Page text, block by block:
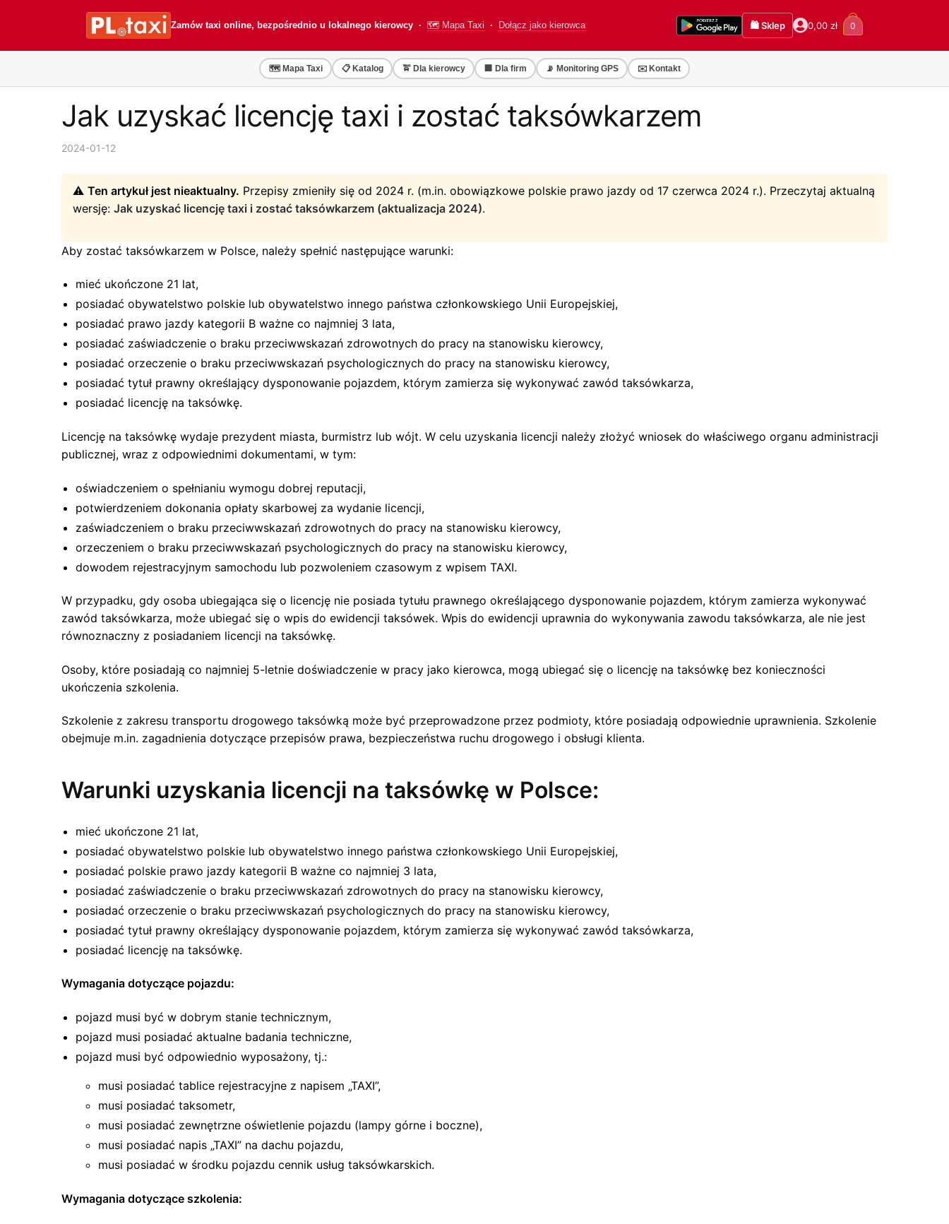
Zamów taxi online, bezpośrednio u lokalnego kierowcy · 🗺️ Mapa Taxi · Dołącz jako kierowca 🛍️ Sklep 0,00 zł 0
🗺️ Mapa Taxi 📋 Katalog 🚖 Dla kierowcy 🏢 Dla firm 📡 Monitoring GPS ✉️ Kontakt
Jak uzyskać licencję taxi i zostać taksówkarzem
2024-01-12
⚠️ Ten artykuł jest nieaktualny. Przepisy zmieniły się od 2024 r. (m.in. obowiązkowe polskie prawo jazdy od 17 czerwca 2024 r.). Przeczytaj aktualną
wersję: Jak uzyskać licencję taxi i zostać taksówkarzem (aktualizacja 2024).
Aby zostać taksówkarzem w Polsce, należy spełnić następujące warunki:
mieć ukończone 21 lat,
posiadać obywatelstwo polskie lub obywatelstwo innego państwa członkowskiego Unii Europejskiej,
posiadać prawo jazdy kategorii B ważne co najmniej 3 lata,
posiadać zaświadczenie o braku przeciwwskazań zdrowotnych do pracy na stanowisku kierowcy,
posiadać orzeczenie o braku przeciwwskazań psychologicznych do pracy na stanowisku kierowcy,
posiadać tytuł prawny określający dysponowanie pojazdem, którym zamierza się wykonywać zawód taksówkarza,
posiadać licencję na taksówkę.
Licencję na taksówkę wydaje prezydent miasta, burmistrz lub wójt. W celu uzyskania licencji należy złożyć wniosek do właściwego organu administracji
publicznej, wraz z odpowiednimi dokumentami, w tym:
oświadczeniem o spełnianiu wymogu dobrej reputacji,
potwierdzeniem dokonania opłaty skarbowej za wydanie licencji,
zaświadczeniem o braku przeciwwskazań zdrowotnych do pracy na stanowisku kierowcy,
orzeczeniem o braku przeciwwskazań psychologicznych do pracy na stanowisku kierowcy,
dowodem rejestracyjnym samochodu lub pozwoleniem czasowym z wpisem TAXI.
W przypadku, gdy osoba ubiegająca się o licencję nie posiada tytułu prawnego określającego dysponowanie pojazdem, którym zamierza wykonywać
zawód taksówkarza, może ubiegać się o wpis do ewidencji taksówek. Wpis do ewidencji uprawnia do wykonywania zawodu taksówkarza, ale nie jest
równoznaczny z posiadaniem licencji na taksówkę.
Osoby, które posiadają co najmniej 5-letnie doświadczenie w pracy jako kierowca, mogą ubiegać się o licencję na taksówkę bez konieczności
ukończenia szkolenia.
Szkolenie z zakresu transportu drogowego taksówką może być przeprowadzone przez podmioty, które posiadają odpowiednie uprawnienia. Szkolenie
obejmuje m.in. zagadnienia dotyczące przepisów prawa, bezpieczeństwa ruchu drogowego i obsługi klienta.
Warunki uzyskania licencji na taksówkę w Polsce:
mieć ukończone 21 lat,
posiadać obywatelstwo polskie lub obywatelstwo innego państwa członkowskiego Unii Europejskiej,
posiadać polskie prawo jazdy kategorii B ważne co najmniej 3 lata,
posiadać zaświadczenie o braku przeciwwskazań zdrowotnych do pracy na stanowisku kierowcy,
posiadać orzeczenie o braku przeciwwskazań psychologicznych do pracy na stanowisku kierowcy,
posiadać tytuł prawny określający dysponowanie pojazdem, którym zamierza się wykonywać zawód taksówkarza,
posiadać licencję na taksówkę.
Wymagania dotyczące pojazdu:
pojazd musi być w dobrym stanie technicznym,
pojazd musi posiadać aktualne badania techniczne,
pojazd musi być odpowiednio wyposażony, tj.:
musi posiadać tablice rejestracyjne z napisem „TAXI”,
musi posiadać taksometr,
musi posiadać zewnętrzne oświetlenie pojazdu (lampy górne i boczne),
musi posiadać napis „TAXI” na dachu pojazdu,
musi posiadać w środku pojazdu cennik usług taksówkarskich.
Wymagania dotyczące szkolenia: